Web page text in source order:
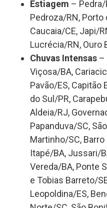
Estiagem – Pedra/
Pedroza/RN, Porto
Caucaia/CE, Japi/
Lucrécia/RN, Ouro
Chuvas Intensas –
Viçosa/BA,
Pavão/ES, Capitão
do Sul/PR,
Aldeia/RJ,
Papanduva/SC,
Martinho/SC,
Itapé/BA, Jussari/
Vereda/BA, Ponte
e Tobias Barreto/
Leopoldina/ES,